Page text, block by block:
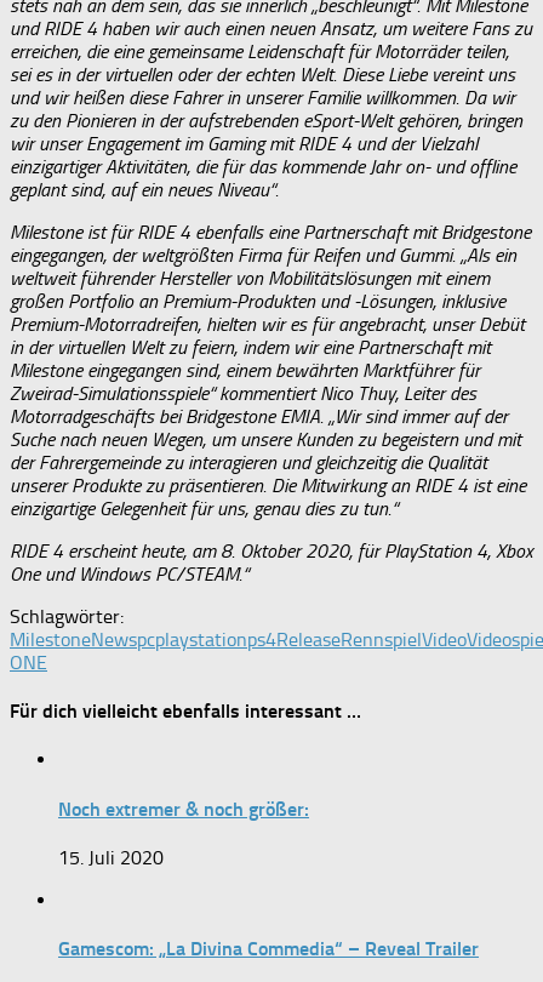
stets nah an dem sein, das sie innerlich „beschleunigt“. Mit Milestone
und RIDE 4 haben wir auch einen neuen Ansatz, um weitere Fans zu
erreichen, die eine gemeinsame Leidenschaft für Motorräder teilen,
sei es in der virtuellen oder der echten Welt. Diese Liebe vereint uns
und wir heißen diese Fahrer in unserer Familie willkommen. Da wir
zu den Pionieren in der aufstrebenden eSport-Welt gehören, bringen
wir unser Engagement im Gaming mit RIDE 4 und der Vielzahl
einzigartiger Aktivitäten, die für das kommende Jahr on- und offline
geplant sind, auf ein neues Niveau“.
Milestone ist für RIDE 4 ebenfalls eine Partnerschaft mit Bridgestone
eingegangen, der weltgrößten Firma für Reifen und Gummi. „Als ein
weltweit führender Hersteller von Mobilitätslösungen mit einem
großen Portfolio an Premium-Produkten und -Lösungen, inklusive
Premium-Motorradreifen, hielten wir es für angebracht, unser Debüt
in der virtuellen Welt zu feiern, indem wir eine Partnerschaft mit
Milestone eingegangen sind, einem bewährten Marktführer für
Zweirad-Simulationsspiele“ kommentiert Nico Thuy, Leiter des
Motorradgeschäfts bei Bridgestone EMIA. „Wir sind immer auf der
Suche nach neuen Wegen, um unsere Kunden zu begeistern und mit
der Fahrergemeinde zu interagieren und gleichzeitig die Qualität
unserer Produkte zu präsentieren. Die Mitwirkung an RIDE 4 ist eine
einzigartige Gelegenheit für uns, genau dies zu tun.“
RIDE 4 erscheint heute, am 8. Oktober 2020, für PlayStation 4, Xbox
One und Windows PC/STEAM.“
Schlagwörter:
MilestoneNewspcplaystationps4ReleaseRennspielVideo
ONE
Für dich vielleicht ebenfalls interessant …
Noch extremer & noch größer:
15. Juli 2020
Gamescom: „La Divina Commedia“ – Reveal Trailer